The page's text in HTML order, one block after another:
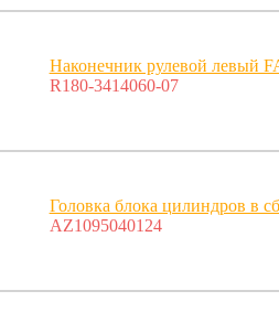
Наконечник рулевой левый
R180-3414060-07
Головка блока цилиндров в
AZ1095040124